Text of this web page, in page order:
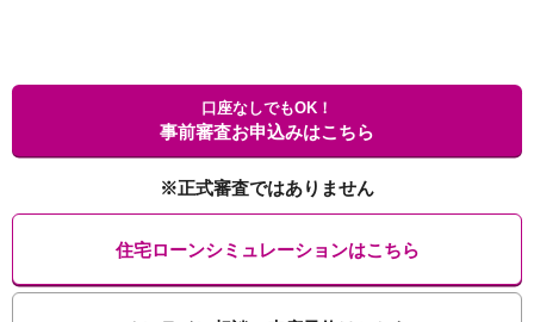
口座なしでもOK！
事前審査お申込みはこちら
※正式審査ではありません
住宅ローンシミュレーションはこちら